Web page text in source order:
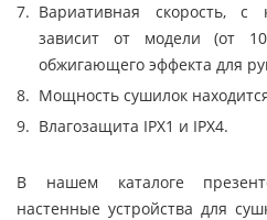
Вариативная скорость, с
зависит от модели (от
обжигающего эффекта для
Мощность сушилок
Влагозащита IPX1 и IPX4.
В нашем каталоге
настенные устройства для